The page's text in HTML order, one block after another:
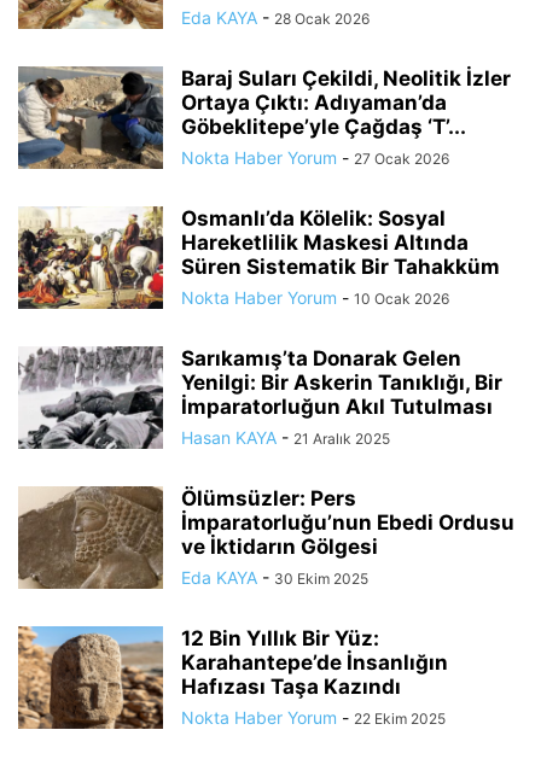
Eda KAYA - 28 Ocak 2026
Baraj Suları Çekildi, Neolitik İzler
Ortaya Çıktı: Adıyaman’da
Göbeklitepe’yle Çağdaş ‘T’...
Nokta Haber Yorum - 27 Ocak 2026
Osmanlı’da Kölelik: Sosyal
Hareketlilik Maskesi Altında
Süren Sistematik Bir Tahakküm
Nokta Haber Yorum - 10 Ocak 2026
Sarıkamış’ta Donarak Gelen
Yenilgi: Bir Askerin Tanıklığı, Bir
İmparatorluğun Akıl Tutulması
Hasan KAYA - 21 Aralık 2025
Ölümsüzler: Pers
İmparatorluğu’nun Ebedi Ordusu
ve İktidarın Gölgesi
Eda KAYA - 30 Ekim 2025
12 Bin Yıllık Bir Yüz:
Karahantepe’de İnsanlığın
Hafızası Taşa Kazındı
Nokta Haber Yorum - 22 Ekim 2025